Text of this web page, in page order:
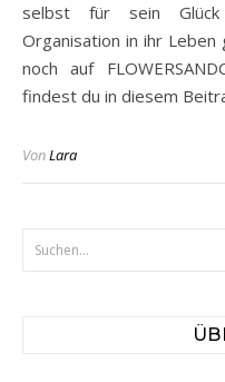
selbst für sein
Organisation in ihr
noch auf
findest du in diesem
VonLara